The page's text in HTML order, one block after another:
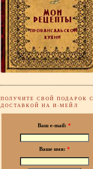
ПОЛУЧИТЕ СВОЙ ПОДАРОК С
ДОСТАВКОЙ НА И-МЕЙЛ
Ваш e-mail: *
Ваше имя: *